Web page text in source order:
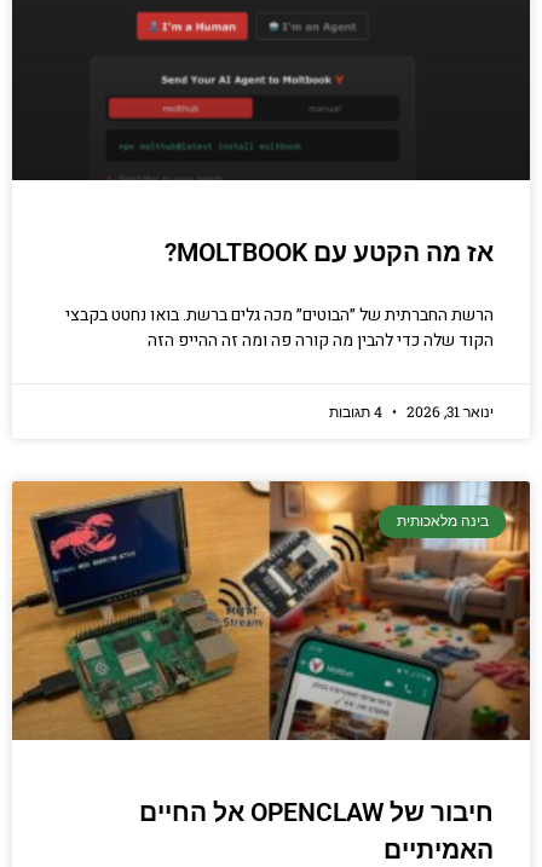
אז מה הקטע עם MOLTBOOK?
הרשת החברתית של ״הבוטים״ מכה גלים ברשת. בואו נחטט בקבצי
הקוד שלה כדי להבין מה קורה פה ומה זה ההייפ הזה
ינואר 31, 2026
בינה מלאכותית
חיבור של OPENCLAW אל החיים
האמיתיים